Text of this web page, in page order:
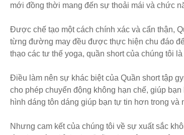
mới đồng thời mang đến sự thoải mái và chức
Được chế tạo một cách chính xác và cẩn thận,
từng đường may đều được thực hiện chu đáo
thạo các tư thế yoga, quần short của chúng tôi
Điều làm nên sự khác biệt của Quần short tập
cho phép chuyển động không hạn chế, giúp
hình dáng tôn dáng giúp bạn tự tin hơn trong và
Nhưng cam kết của chúng tôi về sự xuất sắc